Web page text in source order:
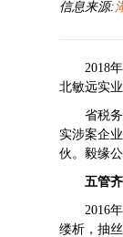
信息来源:
2018
北敏远实
省税
实涉案企
伙。毅缘
五管
2016
缕析，抽